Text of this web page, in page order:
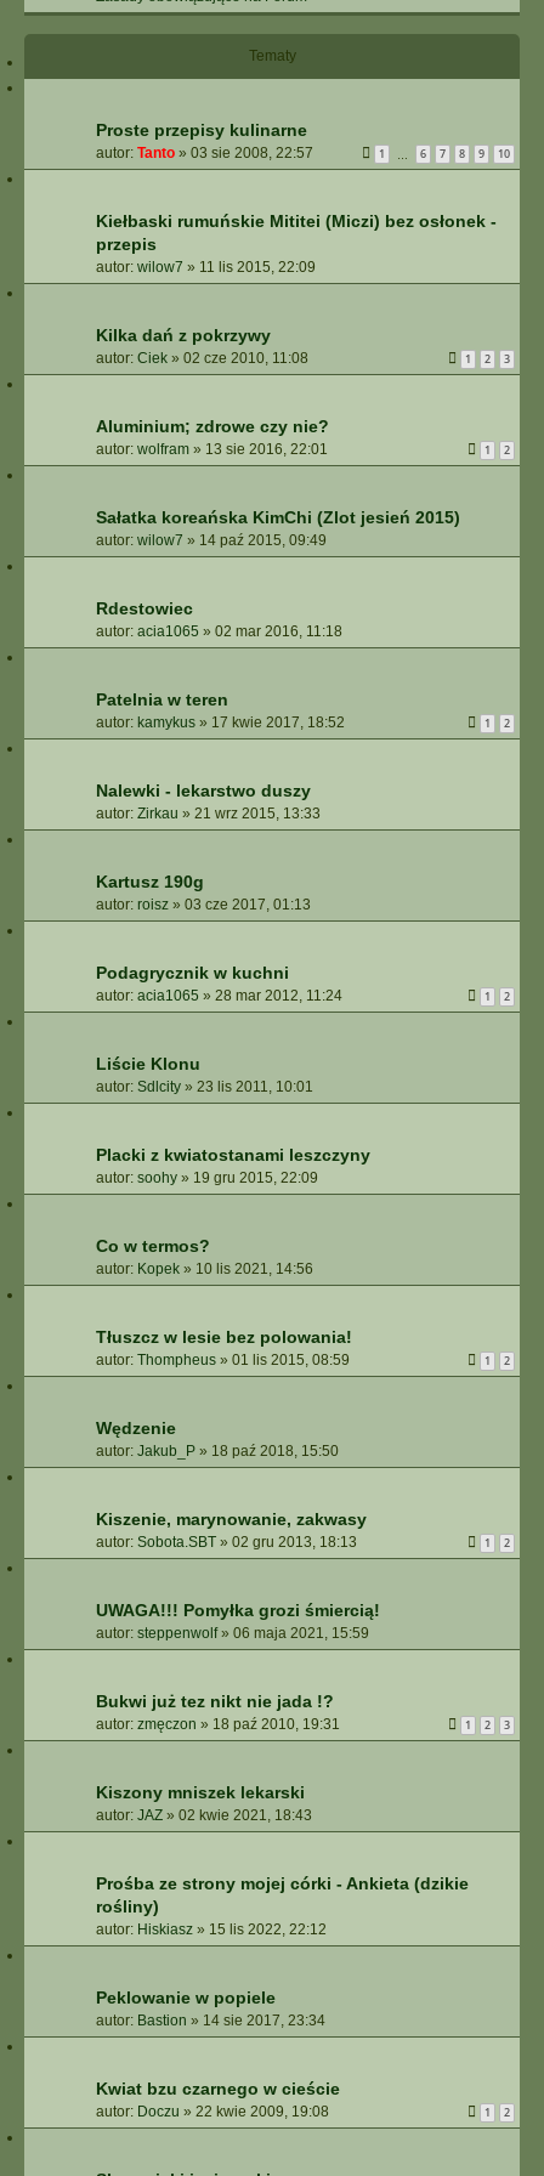
Tematy
Proste przepisy kulinarne
autor: Tanto » 03 sie 2008, 22:57 1 6 7 8 9 10
Kiełbaski rumuńskie Mititei (Miczi) bez osłonek -
przepis
autor: wilow7 » 11 lis 2015, 22:09
Kilka dań z pokrzywy
autor: Ciek » 02 cze 2010, 11:08 1 2 3
Aluminium; zdrowe czy nie?
autor: wolfram » 13 sie 2016, 22:01 1 2
Sałatka koreańska KimChi (Zlot jesień 2015)
autor: wilow7 » 14 paź 2015, 09:49
Rdestowiec
autor: acia1065 » 02 mar 2016, 11:18
Patelnia w teren
autor: kamykus » 17 kwie 2017, 18:52 1 2
Nalewki - lekarstwo duszy
autor: Zirkau » 21 wrz 2015, 13:33
Kartusz 190g
autor: roisz » 03 cze 2017, 01:13
Podagrycznik w kuchni
autor: acia1065 » 28 mar 2012, 11:24 1 2
Liście Klonu
autor: Sdlcity » 23 lis 2011, 10:01
Placki z kwiatostanami leszczyny
autor: soohy » 19 gru 2015, 22:09
Co w termos?
autor: Kopek » 10 lis 2021, 14:56
Tłuszcz w lesie bez polowania!
autor: Thompheus » 01 lis 2015, 08:59 1 2
Wędzenie
autor: Jakub_P » 18 paź 2018, 15:50
Kiszenie, marynowanie, zakwasy
autor: Sobota.SBT » 02 gru 2013, 18:13 1 2
UWAGA!!! Pomyłka grozi śmiercią!
autor: steppenwolf» 06 maja 2021, 15:59
Bukwi już tez nikt nie jada !?
autor: zmęczon » 18 paź 2010, 19:31 1 2 3
Kiszony mniszek lekarski
autor: JAZ » 02 kwie 2021, 18:43
Prośba ze strony mojej córki - Ankieta (dzikie
rośliny)
autor: Hiskiasz » 15 lis 2022, 22:12
Peklowanie w popiele
autor: Bastion » 14 sie 2017, 23:34
Kwiat bzu czarnego w cieście
autor: Doczu » 22 kwie 2009, 19:08 1 2